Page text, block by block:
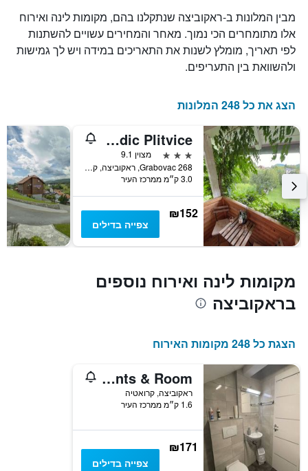
התרשים
מציג
1
ציר
X
מלונות
מדרגות
כוכבים.
התרשים
כולל
1
ציר
Y
המציגים
את
מחיר
להלילה
שנמצא
בשלושת
האחרונים
מבין המלונות ב-ראקוביצה שנתקלנו בהם, מקומות לינה ואירוח
אלו מתומחרים הכי נמוך. מאחר והמחירים עשויים להשתנות
לפי תאריך, מומלץ לשנות את התאריכים במידה ויש לך גמישות
ולהשוואת בין התעריפים.
הצג את כל 248 המלונות
Rakovica/House Magdic Plitvice
3 כוכבים
מצוין 9.1
268 Grabovac, ראקוביצה, קרואטיה
3.0 ק״מ ממרכז העיר
₪152
צפייה בדילים
מקומות לינה ואירוח נוספים
בראקוביצה
הצגת כל 248 מקומות האירוח
Vip Apartments & Room
ראקוביצה, קרואטיה
1.6 ק״מ ממרכז העיר
₪171
צפייה בדילים